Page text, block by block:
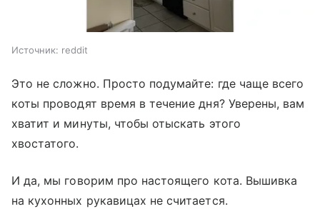
Источник: reddit
Это не сложно. Просто подумайте: где чаще всего
коты проводят время в течение дня? Уверены, вам
хватит и минуты, чтобы отыскать этого
хвостатого.
И да, мы говорим про настоящего кота. Вышивка
на кухонных рукавицах не считается.